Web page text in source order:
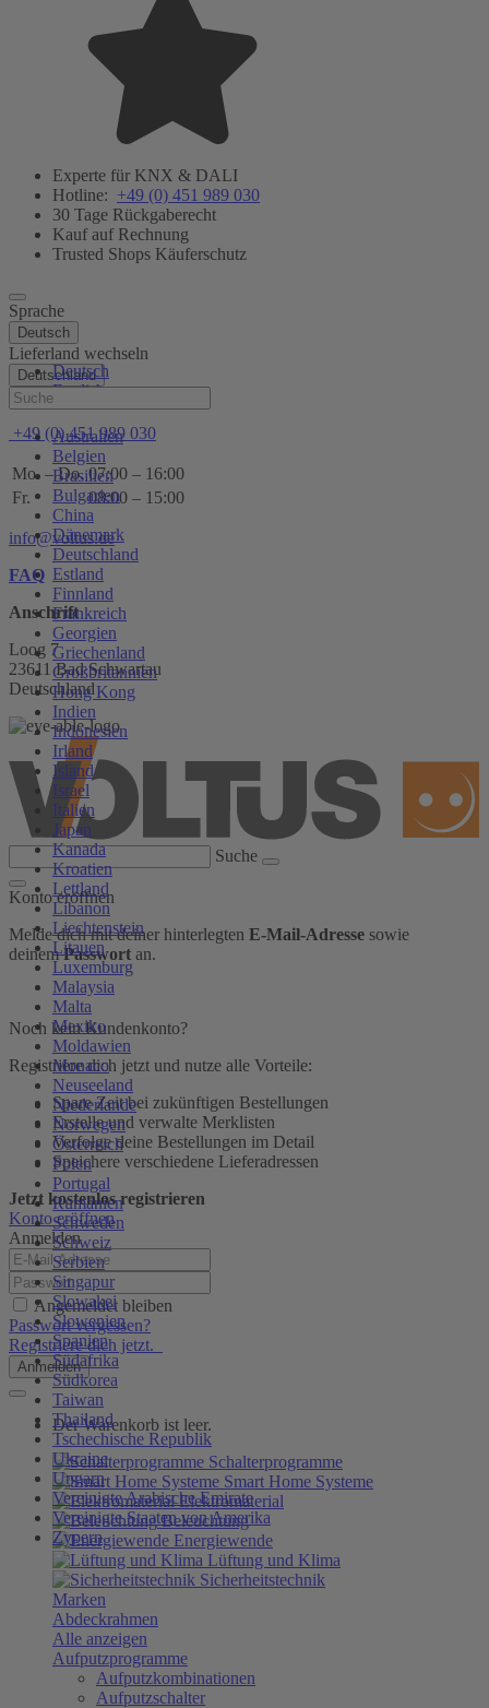
Experte für KNX & DALI
Hotline: +49 (0) 451 989 030
30 Tage Rückgaberecht
Kauf auf Rechnung
Trusted Shops Käuferschutz
Sprache
Deutsch
Deutsch
English
Lieferland wechseln
Deutschland
Australien
Belgien
Brasilien
Bulgarien
China
Dänemark
Deutschland
Estland
Finnland
Frankreich
Georgien
Griechenland
Großbritannien
Hong Kong
Indien
Indonesien
Irland
Island
Israel
Italien
Japan
Kanada
Kroatien
Lettland
Libanon
Liechtenstein
Litauen
Luxemburg
Malaysia
Malta
Mexiko
Moldawien
Monaco
Neuseeland
Niederlande
Norwegen
Österreich
Polen
Portugal
Rumänien
Schweden
Schweiz
Serbien
Singapur
Slowakei
Slowenien
Spanien
Südafrika
Südkorea
Taiwan
Thailand
Tschechische Republik
Ukraine
Ungarn
Vereinigte Arabische Emirate
Vereinigte Staaten von Amerika
Zypern
Hilfe
+49 (0) 451 989 030
Mo. – Do. 07:00 – 16:00
Fr.
08:00 – 15:00
info@voltus.de
FAQ
Anschrift
Loog 7
23611 Bad Schwartau
Deutschland
Suche
Konto eröffnen
Melde dich mit deiner hinterlegten E-Mail-Adresse sowie
deinemPasswort an.
Noch kein Kundenkonto?
Registriere dich jetzt und nutze alle Vorteile:
Spare Zeit bei zukünftigen Bestellungen
Erstelle und verwalte Merklisten
Verfolge deine Bestellungen im Detail
Speichere verschiedene Lieferadressen
Jetzt kostenlos registrieren
Konto eröffnen
Anmelden
Angemeldet bleiben
Passwort vergessen?
Registriere dich jetzt.
Anmelden
Der Warenkorb ist leer.
Schalterprogramme
Smart Home Systeme
Elektromaterial
Beleuchtung
Energiewende
Lüftung und Klima
Sicherheitstechnik
Marken
Abdeckrahmen
Alle anzeigen
Aufputzprogramme
Aufputzkombinationen
Aufputzschalter